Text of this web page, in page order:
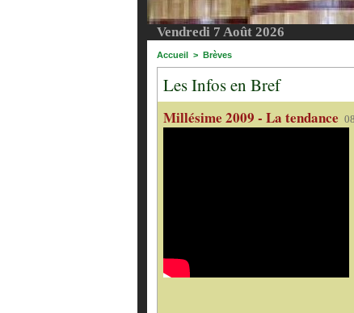
Vendredi 7 Août 2026
Accueil > Brèves
Les Infos en Bref
Millésime 2009 - La tendance